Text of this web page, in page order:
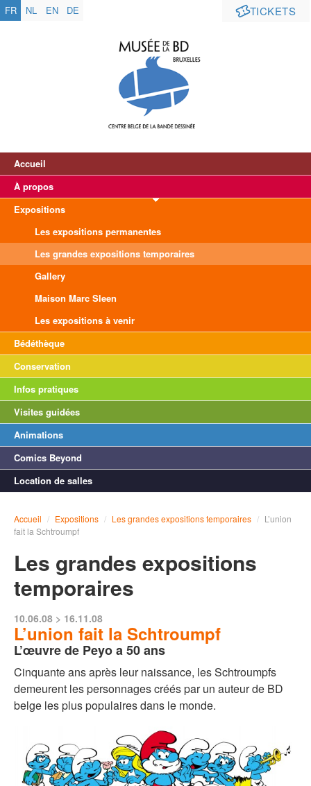
TICKETS
FR NL EN DE
Accueil
À propos
Expositions
Les expositions permanentes
Les grandes expositions temporaires
Gallery
Maison Marc Sleen
Les expositions à venir
Bédéthèque
Conservation
Infos pratiques
Visites guidées
Animations
Comics Beyond
Location de salles
Accueil / Expositions / Les grandes expositions temporaires / L’union
fait la Schtroumpf
Les grandes expositions
temporaires
10.06.08 > 16.11.08
L’union fait la Schtroumpf
L’œuvre de Peyo a 50 ans
Cinquante ans après leur naissance, les Schtroumpfs
demeurent les personnages créés par un auteur de BD
belge les plus populaires dans le monde.